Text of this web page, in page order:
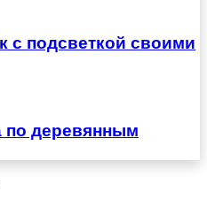
с подсветкой своими
по деревянным